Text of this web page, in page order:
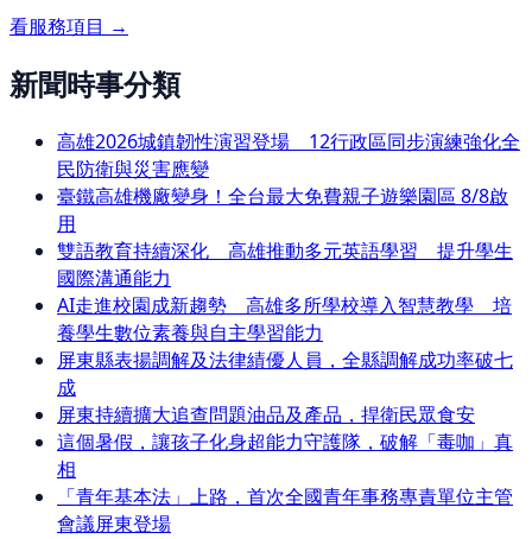
看服務項目 →
新聞時事分類
高雄2026城鎮韌性演習登場 12行政區同步演練強化全
民防衛與災害應變
臺鐵高雄機廠變身！全台最大免費親子遊樂園區 8/8啟
用
雙語教育持續深化 高雄推動多元英語學習 提升學生
國際溝通能力
AI走進校園成新趨勢 高雄多所學校導入智慧教學 培
養學生數位素養與自主學習能力
屏東縣表揚調解及法律績優人員，全縣調解成功率破七
成
屏東持續擴大追查問題油品及產品，捍衛民眾食安
這個暑假，讓孩子化身超能力守護隊，破解「毒咖」真
相
「青年基本法」上路，首次全國青年事務專責單位主管
會議屏東登場